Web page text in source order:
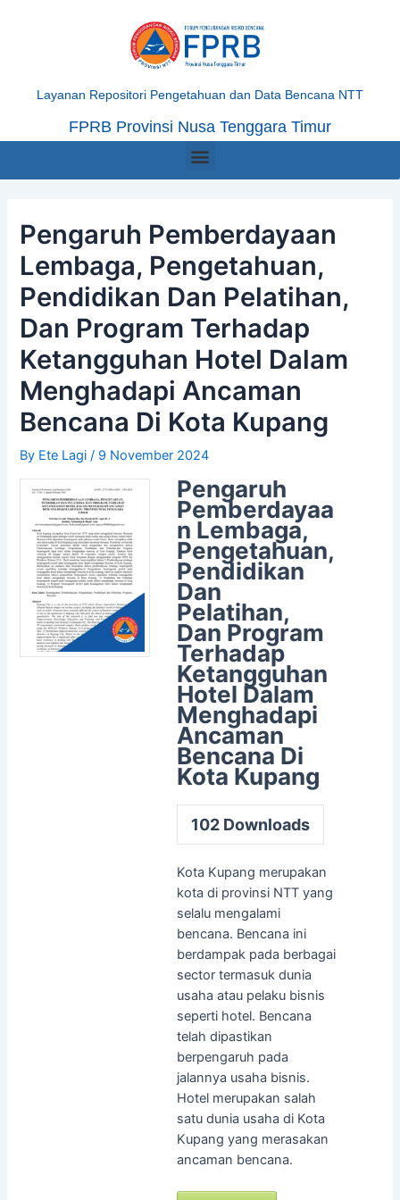
Layanan Repositori Pengetahuan dan Data Bencana NTT
FPRB Provinsi Nusa Tenggara Timur
Menu
Pengaruh Pemberdayaan
Lembaga, Pengetahuan,
Pendidikan Dan Pelatihan,
Dan Program Terhadap
Ketangguhan Hotel Dalam
Menghadapi Ancaman
Bencana Di Kota Kupang
By Ete Lagi/ 9 November 2024
Pengaruh
Pemberdayaa
n Lembaga,
Pengetahuan,
Pendidikan
Dan
Pelatihan,
Dan Program
Terhadap
Ketangguhan
Hotel Dalam
Menghadapi
Ancaman
Bencana Di
Kota Kupang
102Downloads
Kota Kupang merupakan
kota di provinsi NTT yang
selalu mengalami
bencana. Bencana ini
berdampak pada berbagai
sector termasuk dunia
usaha atau pelaku bisnis
seperti hotel. Bencana
telah dipastikan
berpengaruh pada
jalannya usaha bisnis.
Hotel merupakan salah
satu dunia usaha di Kota
Kupang yang merasakan
ancaman bencana.